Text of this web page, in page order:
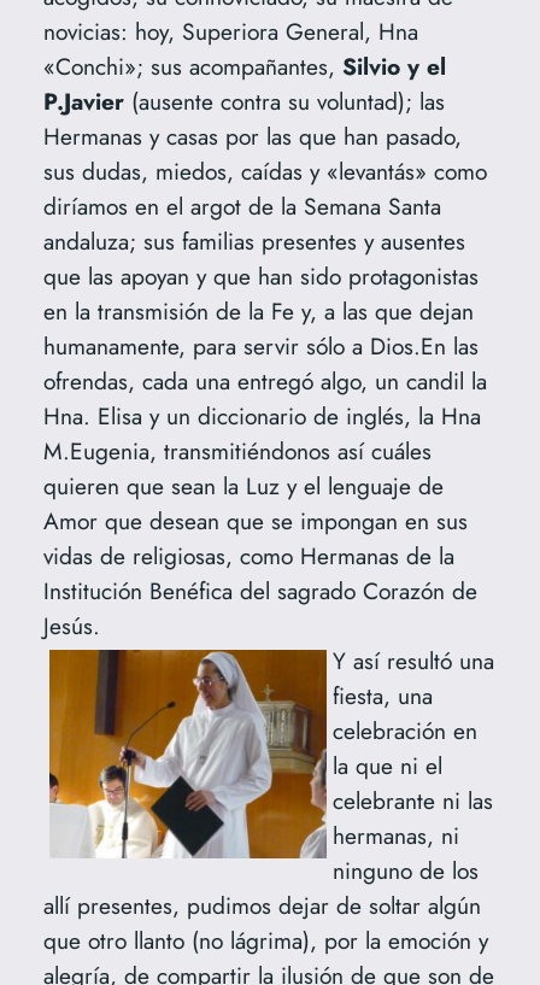
novicias: hoy, Superiora General, Hna
«Conchi»; sus acompañantes, Silvio y el
P.Javier(ausente contra su voluntad); las
Hermanas y casas por las que han pasado,
sus dudas, miedos, caídas y «levantás» como
diríamos en el argot de la Semana Santa
andaluza; sus familias presentes y ausentes
que las apoyan y que han sido protagonistas
en la transmisión de la Fe y, a las que dejan
humanamente, para servir sólo a Dios.En las
ofrendas, cada una entregó algo, un candil la
Hna. Elisa y un diccionario de inglés, la Hna
M.Eugenia, transmitiéndonos así cuáles
quieren que sean la Luz y el lenguaje de
Amor que desean que se impongan en sus
vidas de religiosas, como Hermanas de la
Institución Benéfica del sagrado Corazón de
Jesús.
Y así resultó una
fiesta, una
celebración en
la que ni el
celebrante ni las
hermanas, ni
ninguno de los
allí presentes, pudimos dejar de soltar algún
que otro llanto (no lágrima), por la emoción y
alegría, de compartir la ilusión de que son de